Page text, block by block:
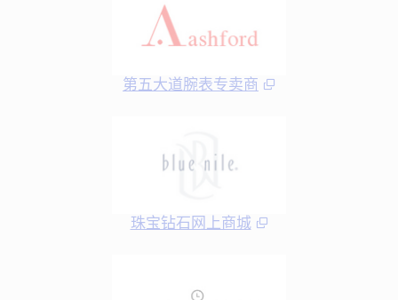
第五大道腕表专卖商
珠宝钻石网上商城